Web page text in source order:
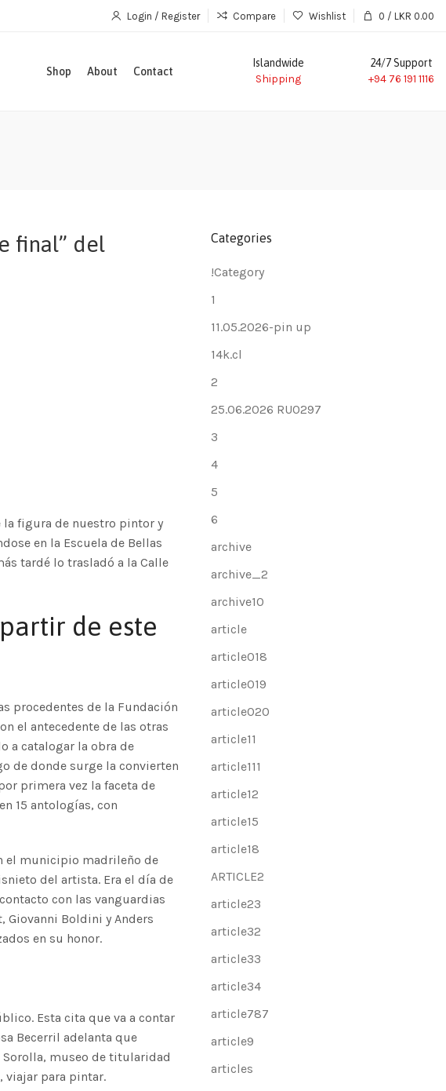
Login / Register Compare Wishlist 0 / LKR 0.00
Shop About Contact
Islandwide
Shipping
24/7 Support
+94 76 191 1116
final” del
la figura de nuestro pintor y
en la Escuela de Bellas
tardé lo trasladó a la Calle
de este
procedentes de la Fundación
el antecedente de las otras
a catalogar la obra de
de donde surge la convierten
primera vez la faceta de
15 antologías, con
el municipio madrileño de
del artista. Era el día de
con las vanguardias
Giovanni Boldini y Anders
en su honor.
Esta cita que va a contar
Becerril adelanta que
Sorolla, museo de titularidad
viajar para pintar.
Categories
!Category
1
11.05.2026-pin up
14k.cl
2
25.06.2026 RU0297
3
4
5
6
archive
archive_2
archive10
article
article018
article019
article020
article11
article111
article12
article15
article18
ARTICLE2
article23
article32
article33
article34
article787
article9
articles